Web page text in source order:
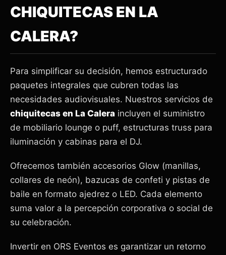
CHIQUITECAS EN LA
CALERA?
Para simplificar su decisión, hemos estructurado
paquetes integrales que cubren todas las
necesidades audiovisuales. Nuestros servicios de
chiquitecas en La Calera incluyen el suministro
de mobiliario lounge o puff, estructuras truss para
iluminación y cabinas para el DJ.
Ofrecemos también accesorios Glow (manillas,
collares de neón), bazucas de confeti y pistas de
baile en formato ajedrez o LED. Cada elemento
suma valor a la percepción corporativa o social de
su celebración.
Invertir en ORS Eventos es garantizar un retorno